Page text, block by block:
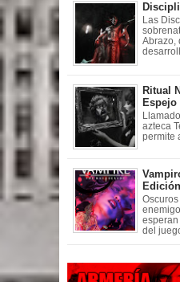
Las
Abrazo,
Ritual
Espejo
azteca
permite
esperan
del juego